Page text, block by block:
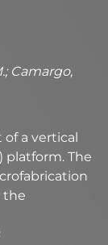
Camargo,
a vertical
platform. The
the